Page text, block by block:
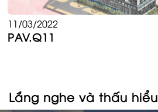
11/03/2022
PAV.Q11
Lắng nghe và thấu hiểu